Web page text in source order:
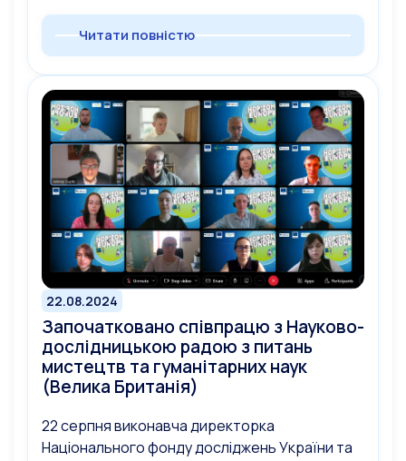
Читати повністю
22.08.2024
Започатковано співпрацю з Науково-
дослідницькою радою з питань
мистецтв та гуманітарних наук
(Велика Британія)
22 серпня виконавча директорка
Національного фонду досліджень України та